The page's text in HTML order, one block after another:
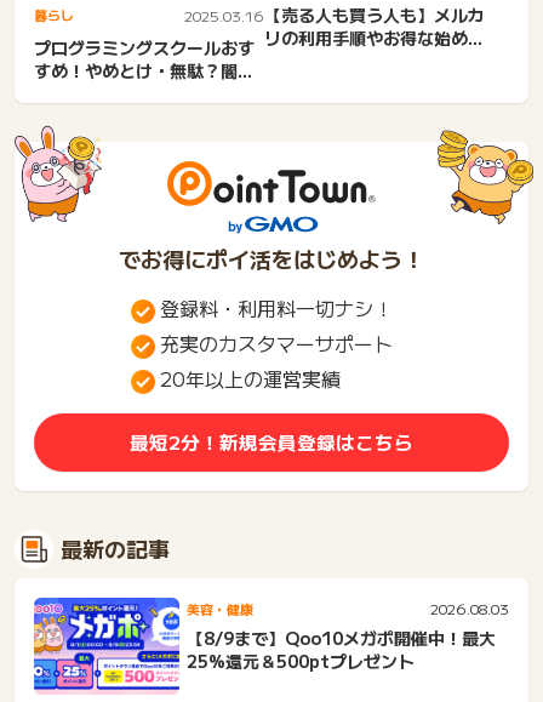
暮らし 2025.03.16
プログラミングスクールおす
すめ！やめとけ・無駄？闇と
【売る人も買う人も】メルカ
リの利用手順やお得な始め方
でお得にポイ活をはじめよう！
登録料・利用料一切ナシ！
充実のカスタマーサポート
20年以上の運営実績
最短2分！新規会員登録はこちら
最新の記事
美容・健康 2026.08.03
【8/9まで】Qoo10メガポ開催中！最大
25%還元＆500ptプレゼント